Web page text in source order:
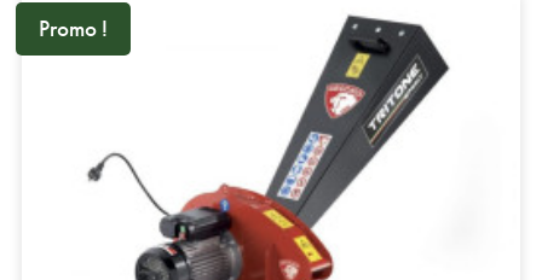
Promo !